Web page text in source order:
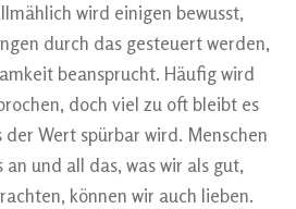
wird einigen bewusst,
durch das gesteuert werden,
beansprucht. Häufig wird
doch viel zu oft bleibt es
der Wert spürbar wird. Menschen
und all das, was wir als gut,
können wir auch lieben.